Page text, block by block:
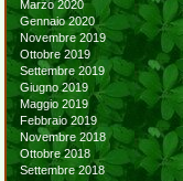
Marzo 2020
Gennaio 2020
Novembre 2019
Ottobre 2019
Settembre 2019
Giugno 2019
Maggio 2019
Febbraio 2019
Novembre 2018
Ottobre 2018
Settembre 2018